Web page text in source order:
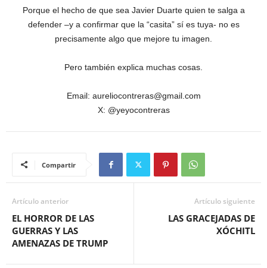
Porque el hecho de que sea Javier Duarte quien te salga a
defender –y a confirmar que la “casita” sí es tuya- no es
precisamente algo que mejore tu imagen.
Pero también explica muchas cosas.
Email: aureliocontreras@gmail.com
X: @yeyocontreras
Compartir
Artículo anterior
EL HORROR DE LAS
GUERRAS Y LAS
AMENAZAS DE TRUMP
Artículo siguiente
LAS GRACEJADAS DE
XÓCHITL